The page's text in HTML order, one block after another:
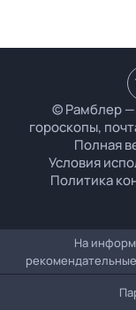
© Рамблер —
гороскопы,
Полная
Условия
Политика
На